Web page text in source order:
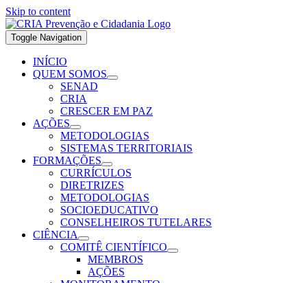
Skip to content
Toggle Navigation
INÍCIO
QUEM SOMOS
SENAD
CRIA
CRESCER EM PAZ
AÇÕES
METODOLOGIAS
SISTEMAS TERRITORIAIS
FORMAÇÕES
CURRÍCULOS
DIRETRIZES
METODOLOGIAS
SOCIOEDUCATIVO
CONSELHEIROS TUTELARES
CIÊNCIA
COMITÊ CIENTÍFICO
MEMBROS
AÇÕES